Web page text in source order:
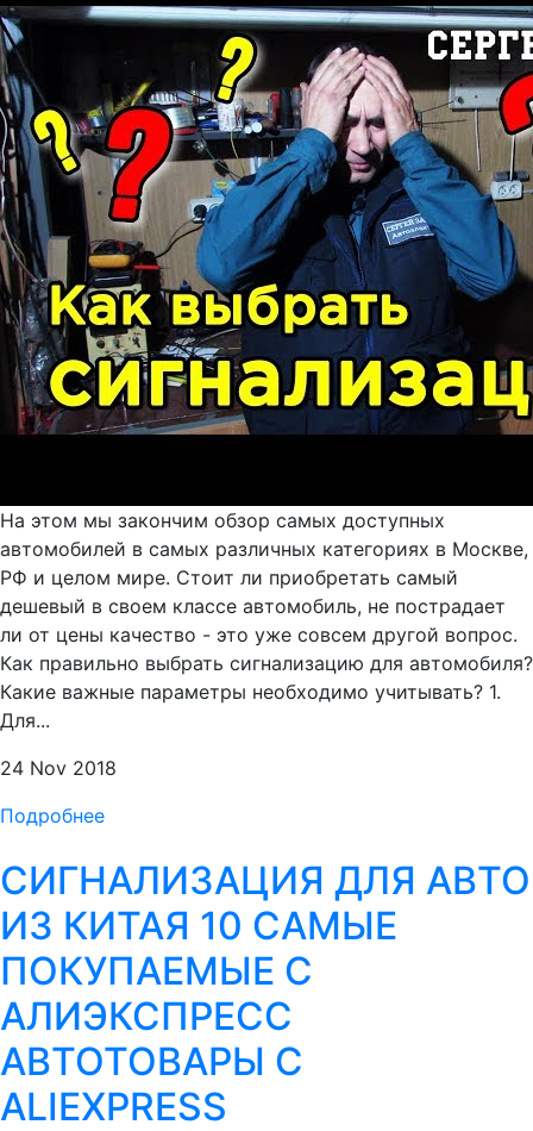
На этом мы закончим обзор самых доступных
автомобилей в самых различных категориях в Москве,
РФ и целом мире. Стоит ли приобретать самый
дешевый в своем классе автомобиль, не пострадает
ли от цены качество - это уже совсем другой вопрос.
Как правильно выбрать сигнализацию для автомобиля?
Какие важные параметры необходимо учитывать? 1.
Для...
24 Nov 2018
Подробнее
СИГНАЛИЗАЦИЯ ДЛЯ АВТО
ИЗ КИТАЯ 10 САМЫЕ
ПОКУПАЕМЫЕ С
АЛИЭКСПРЕСС
АВТОТОВАРЫ С
ALIEXPRESS